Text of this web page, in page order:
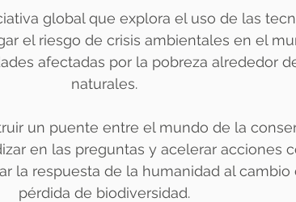
global que explora el uso de las
el riesgo de crisis ambientales en el
afectadas por la pobreza alrededor
naturales.
un puente entre el mundo de la
en las preguntas y acelerar acciones
la respuesta de la humanidad al
pérdida de biodiversidad.